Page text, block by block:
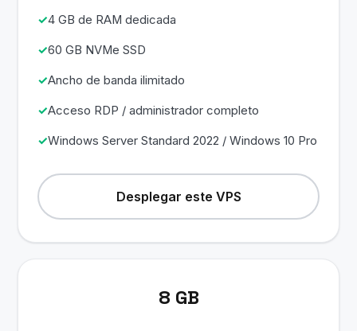
4 GB de RAM dedicada
60 GB NVMe SSD
Ancho de banda ilimitado
Acceso RDP / administrador completo
Windows Server Standard 2022 / Windows 10 Pro
Desplegar este VPS
8 GB